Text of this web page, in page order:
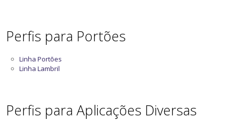
Perfis para Portões
Linha Portões
Linha Lambril
Perfis para Aplicações Diversas